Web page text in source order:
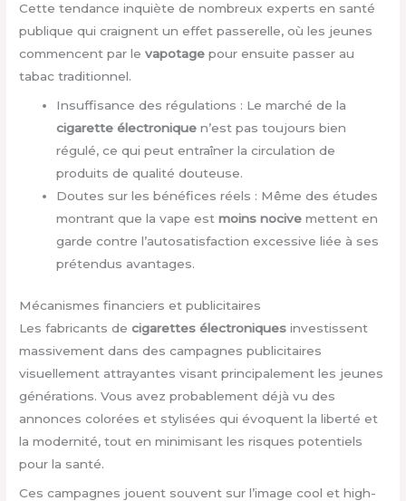
Cette tendance inquiète de nombreux experts en santé
publique qui craignent un effet passerelle, où les jeunes
commencent par levapotage pour ensuite passer au
tabac traditionnel.
Insuffisance des régulations : Le marché de la
cigarette électronique n’est pas toujours bien
régulé, ce qui peut entraîner la circulation de
produits de qualité douteuse.
Doutes sur les bénéfices réels : Même des études
montrant que la vape estmoins nocive mettent en
garde contre l’autosatisfaction excessive liée à ses
prétendus avantages.
Mécanismes financiers et publicitaires
Les fabricants decigarettes électroniques investissent
massivement dans des campagnes publicitaires
visuellement attrayantes visant principalement les jeunes
générations. Vous avez probablement déjà vu des
annonces colorées et stylisées qui évoquent la liberté et
la modernité, tout en minimisant les risques potentiels
pour la santé.
Ces campagnes jouent souvent sur l’image cool et high-